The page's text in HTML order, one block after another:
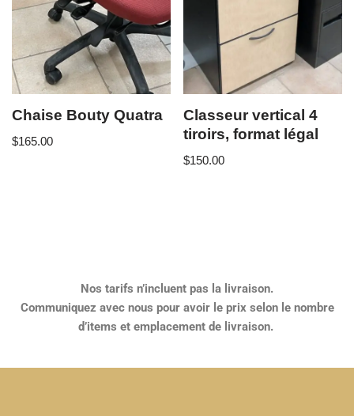
Chaise Bouty Quatra
$165.00
Classeur vertical 4
tiroirs, format légal
$150.00
Nos tarifs n’incluent pas la livraison.
Communiquez avec nous pour avoir le prix selon le nombre
d’items et emplacement de livraison.